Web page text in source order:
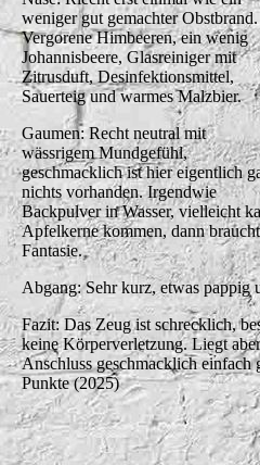
weniger gut gemachter Obstbrand.
Vergorene Himbeeren, ein wenig
Johannisbeere, Glasreiniger mit
Zitrusduft, Desinfektionsmittel,
Sauerteig und warmes Malzbier.
Gaumen: Recht neutral mit
wässrigem Mundgefühl,
geschmacklich ist hier eigentlich
nichts vorhanden. Irgendwie
Backpulver in Wasser, vielleicht
Apfelkerne kommen, dann
Fantasie.
Abgang: Sehr kurz, etwas pappig
Fazit: Das Zeug ist schrecklich,
keine Körperverletzung. Liegt
Anschluss geschmacklich einfach
Punkte (2025)